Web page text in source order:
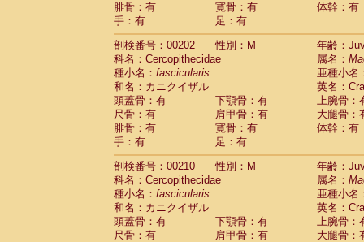
腓骨：有
寛骨：有
体幹：有
手：有
足：有
剖検番号：00202
性別：M
年齢：
科名：Cercopithecidae
属名：
種小名： fascicularis
亜種小名
和名：カニクイザル
英名：
頭蓋骨：有
下顎骨：有
上腕骨：
尺骨：有
肩甲骨：有
大腿骨：
腓骨：有
寛骨：有
体幹：有
手：有
足：有
剖検番号：00210
性別：M
年齢：
科名：Cercopithecidae
属名：
種小名： fascicularis
亜種小名
和名：カニクイザル
英名：
頭蓋骨：有
下顎骨：有
上腕骨：
尺骨：有
肩甲骨：有
大腿骨：